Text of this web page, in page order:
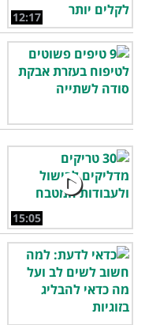
12:17
15:05